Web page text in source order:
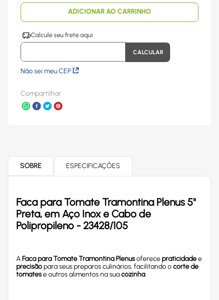
ADICIONAR AO CARRINHO
Não sei meu CEP
Compartilhar
SOBRE ESPECIFICAÇÕES
Faca para Tomate Tramontina Plenus 5"
Preta, em Aço Inox e Cabo de
Polipropileno - 23428/105
AFaca para Tomate Tramontina Plenusoferecepraticidadee
precisãopara seus preparos culinários, facilitando ocorte de
tomatese outros alimentos na suacozinha.